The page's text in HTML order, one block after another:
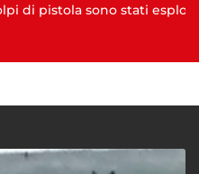
sono stati esplosi in via